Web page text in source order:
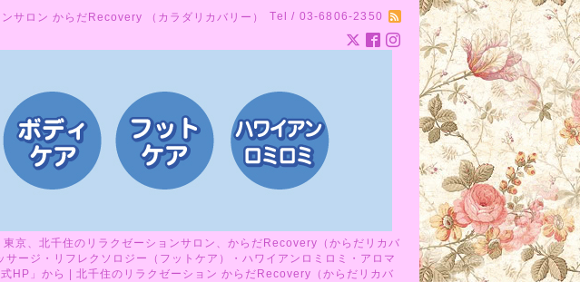
ンサロン からだRecovery （カラダリカバリー） Tel / 03-6806-2350
京、北千住のリラクゼーションサロン、からだRecovery（からだリカバ
ージ・リフレクソロジー（フットケア）・ハワイアンロミロミ・アロマ
HP」から | 北千住のリラクゼーション からだRecovery（からだリカバ